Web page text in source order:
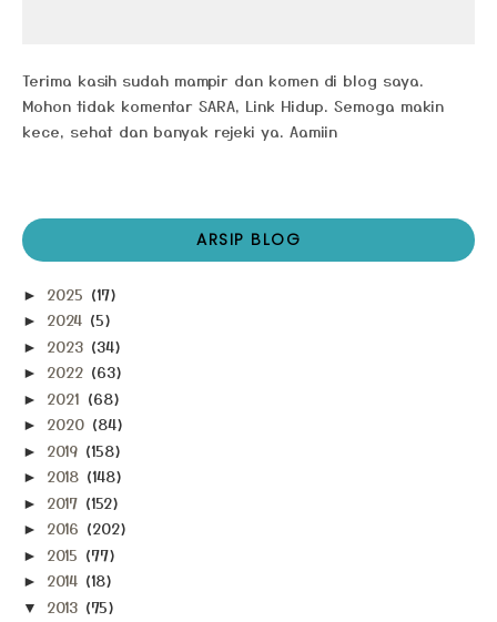
Terima kasih sudah mampir dan komen di blog saya.
Mohon tidak komentar SARA, Link Hidup. Semoga makin
kece, sehat dan banyak rejeki ya. Aamiin
ARSIP BLOG
► 2025 (17)
► 2024 (5)
► 2023 (34)
► 2022 (63)
► 2021 (68)
► 2020 (84)
► 2019 (158)
► 2018 (148)
► 2017 (152)
► 2016 (202)
► 2015 (77)
► 2014 (18)
▼ 2013 (75)